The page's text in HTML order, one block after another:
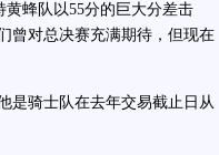
蜂队以55分的巨大分差击
曾对总决赛充满期待，但现在
骑士队在去年交易截止日从